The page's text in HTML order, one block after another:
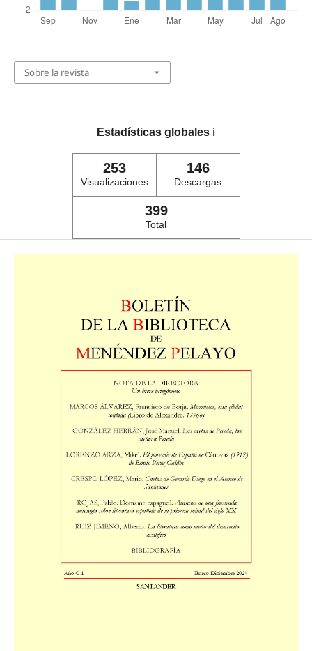
Sobre la revista
Estadísticas globales ℹ️
253
Visualizaciones
146
Descargas
399
Total